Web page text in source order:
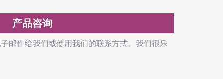
产品咨询
邮件给我们或使用我们的联系方式。我们很乐